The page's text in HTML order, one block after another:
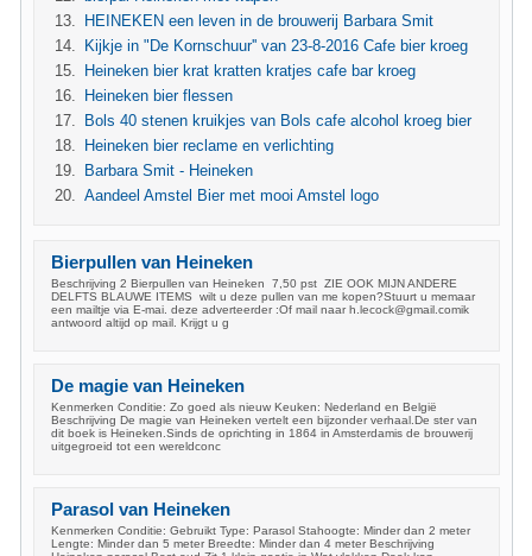
HEINEKEN een leven in de brouwerij Barbara Smit
Kijkje in "De Kornschuur'' van 23-8-2016 Cafe bier kroeg
Heineken bier krat kratten kratjes cafe bar kroeg
Heineken bier flessen
Bols 40 stenen kruikjes van Bols cafe alcohol kroeg bier
Heineken bier reclame en verlichting
Barbara Smit - Heineken
Aandeel Amstel Bier met mooi Amstel logo
Bierpullen van Heineken
Beschrijving 2 Bierpullen van Heineken 7,50 pst ZIE OOK MIJN ANDERE
DELFTS BLAUWE ITEMS wilt u deze pullen van me kopen?Stuurt u memaar
een mailtje via E-mai. deze adverteerder :Of mail naar h.lecock@gmail.comik
antwoord altijd op mail. Krijgt u g
De magie van Heineken
Kenmerken Conditie: Zo goed als nieuw Keuken: Nederland en België
Beschrijving De magie van Heineken vertelt een bijzonder verhaal.De ster van
dit boek is Heineken.Sinds de oprichting in 1864 in Amsterdamis de brouwerij
uitgegroeid tot een wereldconc
Parasol van Heineken
Kenmerken Conditie: Gebruikt Type: Parasol Stahoogte: Minder dan 2 meter
Lengte: Minder dan 5 meter Breedte: Minder dan 4 meter Beschrijving